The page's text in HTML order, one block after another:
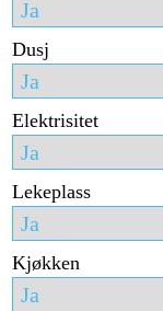
Dusj
Elektrisitet
Lekeplass
Kjøkken